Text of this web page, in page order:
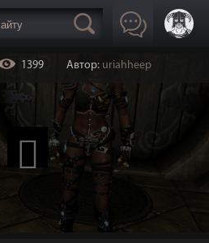
1399 Автор: uriahheep